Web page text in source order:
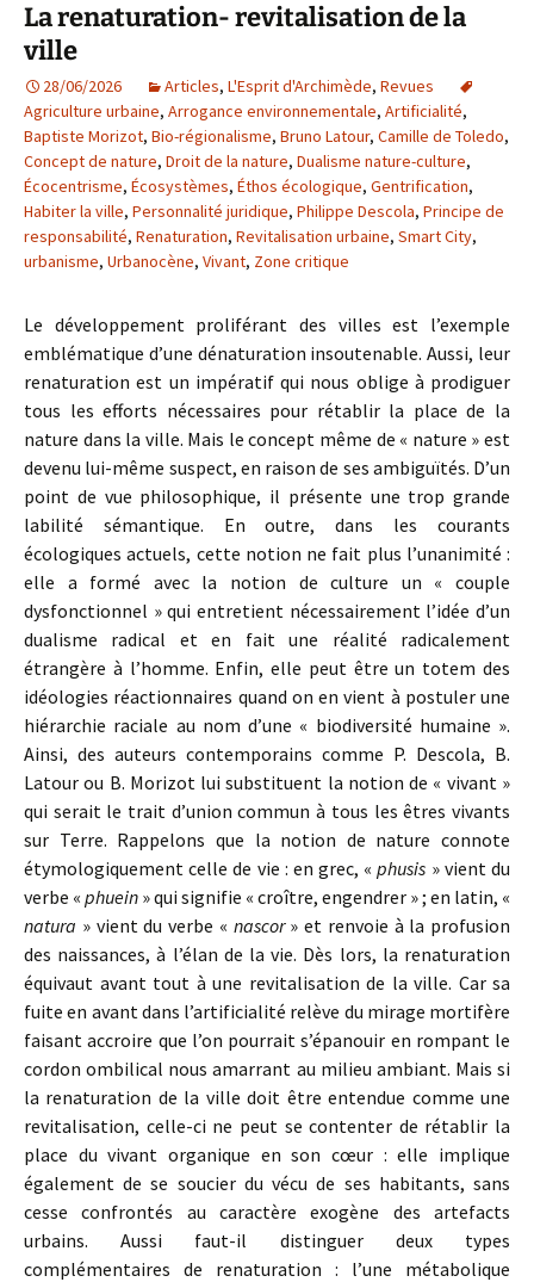
La renaturation- revitalisation de la
ville
28/06/2026 Articles, L'Esprit d'Archimède, Revues
Agriculture urbaine, Arrogance environnementale, Artificialité,
Baptiste Morizot, Bio-régionalisme, Bruno Latour, Camille de Toledo,
Concept de nature, Droit de la nature, Dualisme nature-culture,
Écocentrisme, Écosystèmes, Éthos écologique, Gentrification,
Habiter la ville, Personnalité juridique, Philippe Descola, Principe de
responsabilité, Renaturation, Revitalisation urbaine, Smart City,
urbanisme, Urbanocène, Vivant, Zone critique
Le développement proliférant des villes est l’exemple
emblématique d’une dénaturation insoutenable. Aussi, leur
renaturation est un impératif qui nous oblige à prodiguer
tous les efforts nécessaires pour rétablir la place de la
nature dans la ville. Mais le concept même de « nature » est
devenu lui-même suspect, en raison de ses ambiguïtés. D’un
point de vue philosophique, il présente une trop grande
labilité sémantique. En outre, dans les courants
écologiques actuels, cette notion ne fait plus l’unanimité :
elle a formé avec la notion de culture un « couple
dysfonctionnel » qui entretient nécessairement l’idée d’un
dualisme radical et en fait une réalité radicalement
étrangère à l’homme. Enfin, elle peut être un totem des
idéologies réactionnaires quand on en vient à postuler une
hiérarchie raciale au nom d’une « biodiversité humaine ».
Ainsi, des auteurs contemporains comme P. Descola, B.
Latour ou B. Morizot lui substituent la notion de « vivant »
qui serait le trait d’union commun à tous les êtres vivants
sur Terre. Rappelons que la notion de nature connote
étymologiquement celle de vie : en grec, «phusis » vient du
verbe « phuein » qui signifie « croître, engendrer » ; en latin, «
natura » vient du verbe « nascor» et renvoie à la profusion
des naissances, à l’élan de la vie. Dès lors, la renaturation
équivaut avant tout à une revitalisation de la ville. Car sa
fuite en avant dans l’artificialité relève du mirage mortifère
faisant accroire que l’on pourrait s’épanouir en rompant le
cordon ombilical nous amarrant au milieu ambiant. Mais si
la renaturation de la ville doit être entendue comme une
revitalisation, celle-ci ne peut se contenter de rétablir la
place du vivant organique en son cœur : elle implique
également de se soucier du vécu de ses habitants, sans
cesse confrontés au caractère exogène des artefacts
urbains. Aussi faut-il distinguer deux types
complémentaires de renaturation : l’une métabolique